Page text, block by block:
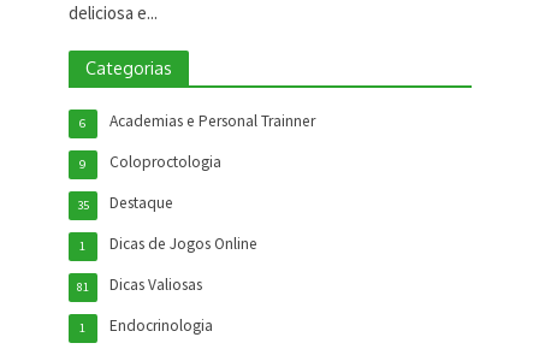
deliciosa e...
Categorias
Academias e Personal Trainner
6
Coloproctologia
9
Destaque
35
Dicas de Jogos Online
1
Dicas Valiosas
81
Endocrinologia
1